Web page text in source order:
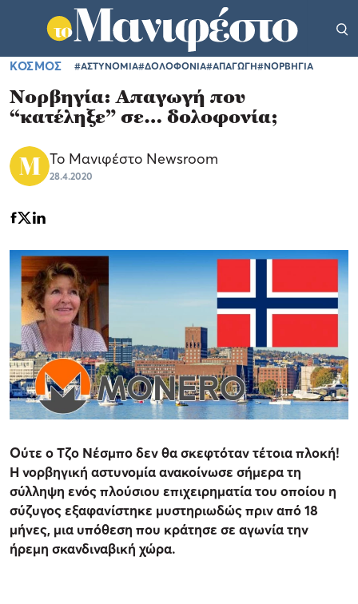
ΚΟΣΜΟΣ #ΑΣΤΥΝΟΜΙΑ#ΔΟΛΟΦΟΝΙΑ#ΑΠΑΓΩΓΗ#ΝΟΡΒΗΓΙΑ
Νορβηγία: Απαγωγή που
“κατέληξε” σε… δολοφονία;
Το Μανιφέστο Newsroom
28.4.2020
Ούτε ο Τζο Νέσμπο δεν θα σκεφτόταν τέτοια πλοκή!
Η νορβηγική αστυνομία ανακοίνωσε σήμερα τη
σύλληψη ενός πλούσιου επιχειρηματία του οποίου η
σύζυγος εξαφανίστηκε μυστηριωδώς πριν από 18
μήνες, μια υπόθεση που κράτησε σε αγωνία την
ήρεμη σκανδιναβική χώρα.